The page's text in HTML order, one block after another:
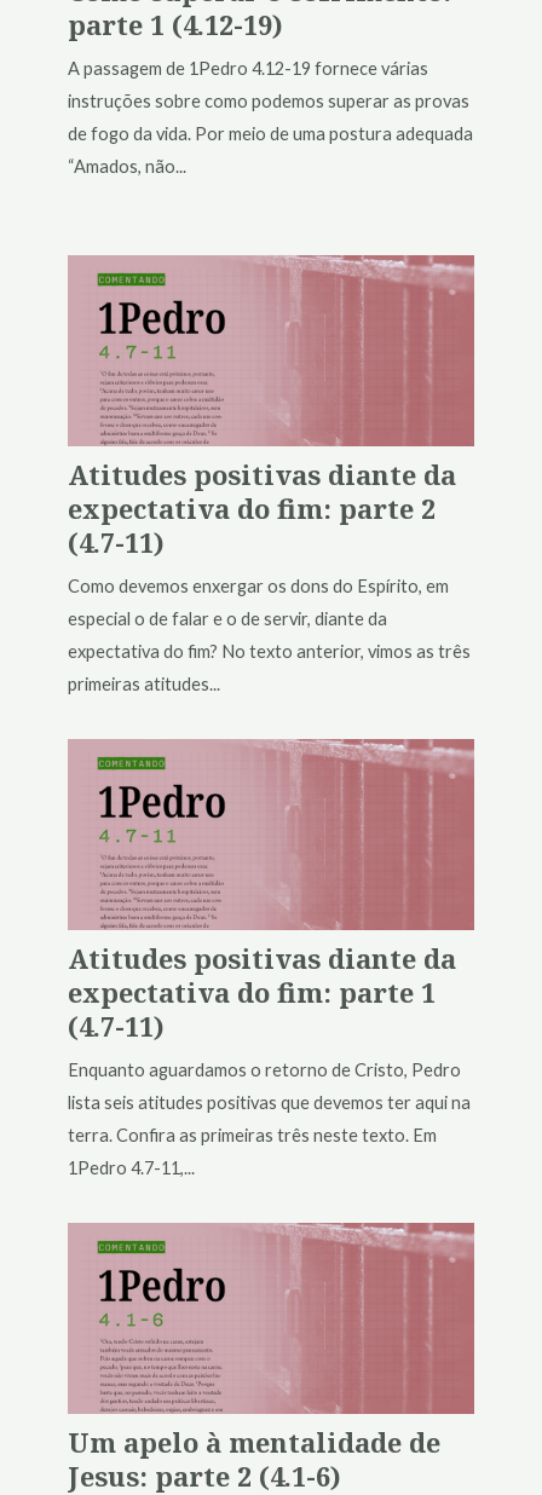
parte 1 (4.12-19)
A passagem de 1Pedro 4.12-19 fornece várias
instruções sobre como podemos superar as provas
de fogo da vida. Por meio de uma postura adequada
“Amados, não...
Atitudes positivas diante da
expectativa do fim: parte 2
(4.7-11)
Como devemos enxergar os dons do Espírito, em
especial o de falar e o de servir, diante da
expectativa do fim? No texto anterior, vimos as três
primeiras atitudes...
Atitudes positivas diante da
expectativa do fim: parte 1
(4.7-11)
Enquanto aguardamos o retorno de Cristo, Pedro
lista seis atitudes positivas que devemos ter aqui na
terra. Confira as primeiras três neste texto. Em
1Pedro 4.7-11,...
Um apelo à mentalidade de
Jesus: parte 2 (4.1-6)